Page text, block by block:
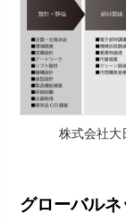
株式会社
グローバルネ